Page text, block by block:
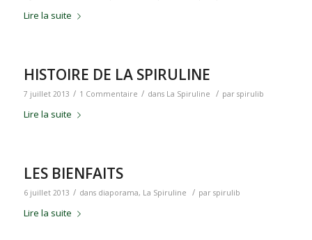
Lire la suite
HISTOIRE DE LA SPIRULINE
7 juillet 2013 / 1 Commentaire / dans La Spiruline / par spirulib
Lire la suite
LES BIENFAITS
6 juillet 2013 / dans diaporama, La Spiruline / par spirulib
Lire la suite